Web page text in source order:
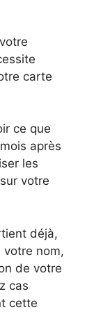
carte
ce que
après
les
votre
déjà,
votre nom,
de votre
cas
cette